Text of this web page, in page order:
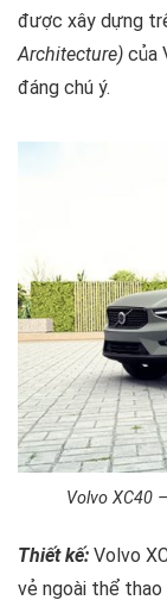
được xây dựng
Architecture) của
đáng chú ý.
Volvo XC40
Thiết kế: Volvo
vẻ ngoài thể